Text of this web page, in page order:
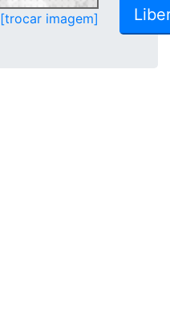
[trocar imagem]